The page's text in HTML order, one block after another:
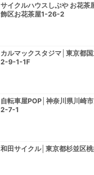
サイクルハウスしぶや お花茶
飾区お花茶屋1-26-2
カルマックスタジマ│東京都
2-9-1-1F
自転車屋POP│神奈川県川崎
2-7-1
和田サイクル│東京都杉並区